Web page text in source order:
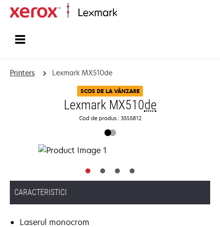
Printers Lexmark MX510de
SCOS DE LA VÂNZARE
Lexmark MX510de
Cod de produs.: 35S5812
CARACTERISTICI
Laserul monocrom